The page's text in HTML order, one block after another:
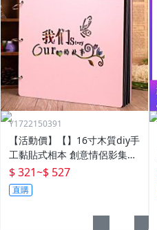
Y1722150391
【活動價】【】16寸木質diy手
工黏貼式相本 創意情侶影集紀
念收藏冊送男女朋友
$ 321~$ 527
直購